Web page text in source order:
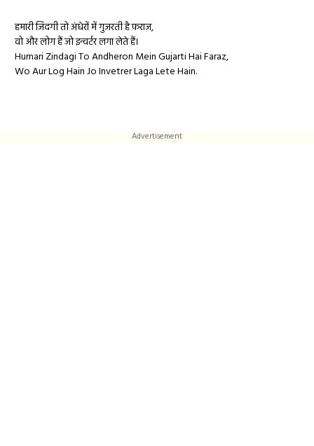
हमारी जिंदगी तो अंधेरों में गुजरती है फ़राज़,
वो और लोग हैं जो इन्वर्टर लगा लेते हैं।
Humari Zindagi To Andheron Mein Gujarti Hai Faraz,
Wo Aur Log Hain Jo Invetrer Laga Lete Hain.
Advertisement